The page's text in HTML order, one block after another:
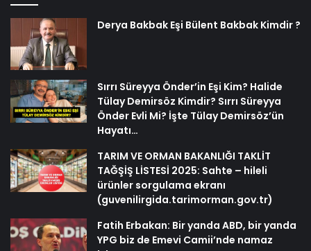
Derya Bakbak Eşi Bülent Bakbak Kimdir ?
Sırrı Süreyya Önder’in Eşi Kim? Halide
Tülay Demirsöz Kimdir? Sırrı Süreyya
Önder Evli Mi? İşte Tülay Demirsöz’ün
Hayatı…
TARIM VE ORMAN BAKANLIĞI TAKLİT
TAĞŞİŞ LİSTESİ 2025: Sahte – hileli
ürünler sorgulama ekranı
(guvenilirgida.tarimorman.gov.tr)
Fatih Erbakan: Bir yanda ABD, bir yanda
YPG biz de Emevi Camii’nde namaz